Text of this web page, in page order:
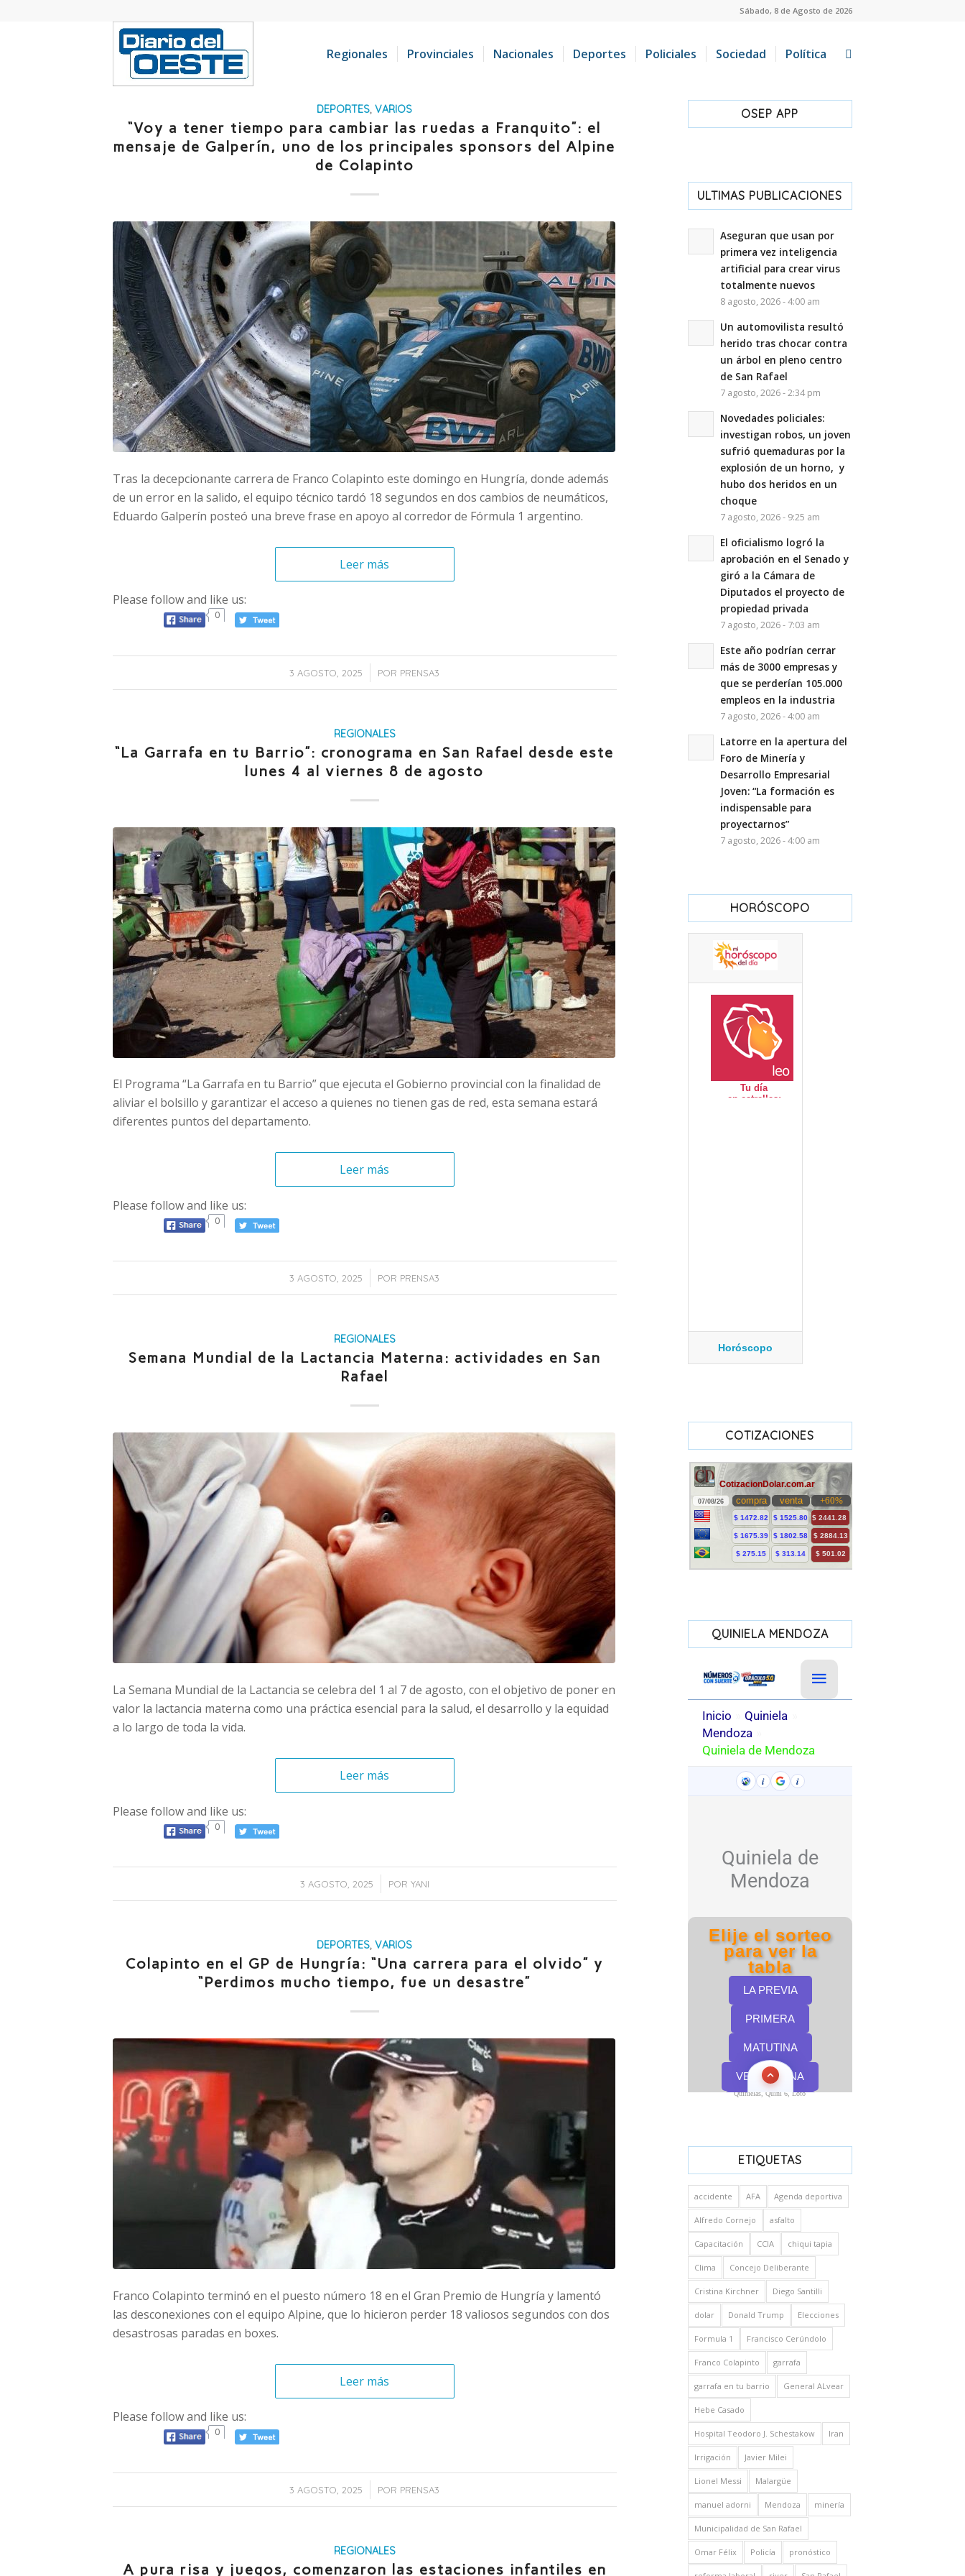
Sábado, 8 de Agosto de 2026
Regionales Provinciales Nacionales Deportes Policiales Sociedad Política
DEPORTES,VARIOS
“Voy a tener tiempo para cambiar las ruedas a Franquito”: el
mensaje de Galperín, uno de los principales sponsors del Alpine
de Colapinto
Tras la decepcionante carrera de Franco Colapinto este domingo en Hungría, donde además
de un error en la salido, el equipo técnico tardó 18 segundos en dos cambios de neumáticos,
Eduardo Galperín posteó una breve frase en apoyo al corredor de Fórmula 1 argentino.
Leer más
Please follow and like us:
0
3 AGOSTO, 2025
/ POR PRENSA3
REGIONALES
“La Garrafa en tu Barrio”: cronograma en San Rafael desde este
lunes 4 al viernes 8 de agosto
El Programa “La Garrafa en tu Barrio” que ejecuta el Gobierno provincial con la finalidad de
aliviar el bolsillo y garantizar el acceso a quienes no tienen gas de red, esta semana estará
diferentes puntos del departamento.
Leer más
Please follow and like us:
0
3 AGOSTO, 2025
/ POR PRENSA3
REGIONALES
Semana Mundial de la Lactancia Materna: actividades en San
Rafael
La Semana Mundial de la Lactancia se celebra del 1 al 7 de agosto, con el objetivo de poner en
valor la lactancia materna como una práctica esencial para la salud, el desarrollo y la equidad
a lo largo de toda la vida.
Leer más
Please follow and like us:
0
3 AGOSTO, 2025
/ POR YANI
DEPORTES,VARIOS
Colapinto en el GP de Hungría: “Una carrera para el olvido” y
“Perdimos mucho tiempo, fue un desastre”
Franco Colapinto terminó en el puesto número 18 en el Gran Premio de Hungría y lamentó
las desconexiones con el equipo Alpine, que lo hicieron perder 18 valiosos segundos con dos
desastrosas paradas en boxes.
Leer más
Please follow and like us:
0
3 AGOSTO, 2025
/ POR PRENSA3
REGIONALES
A pura risa y juegos, comenzaron las estaciones infantiles en
OSEP APP
ULTIMAS PUBLICACIONES
Aseguran que usan por
primera vez inteligencia
artificial para crear virus
totalmente nuevos
8 agosto, 2026 - 4:00 am
Un automovilista resultó
herido tras chocar contra
un árbol en pleno centro
de San Rafael
7 agosto, 2026 - 2:34 pm
Novedades policiales:
investigan robos, un joven
sufrió quemaduras por la
explosión de un horno, y
hubo dos heridos en un
choque
7 agosto, 2026 - 9:25 am
El oficialismo logró la
aprobación en el Senado y
giró a la Cámara de
Diputados el proyecto de
propiedad privada
7 agosto, 2026 - 7:03 am
Este año podrían cerrar
más de 3000 empresas y
que se perderían 105.000
empleos en la industria
7 agosto, 2026 - 4:00 am
Latorre en la apertura del
Foro de Minería y
Desarrollo Empresarial
Joven: “La formación es
indispensable para
proyectarnos”
7 agosto, 2026 - 4:00 am
HORÓSCOPO
Horóscopo
COTIZACIONES
QUINIELA MENDOZA
Quinielas, Quini 6, Loto
ETIQUETAS
accidente AFA Agenda deportiva
Alfredo Cornejo asfalto
Capacitación CCIA chiqui tapia
Clima Concejo Deliberante
Cristina Kirchner Diego Santilli
dolar Donald Trump Elecciones
Formula 1 Francisco Cerúndolo
Franco Colapinto garrafa
garrafa en tu barrio General ALvear
Hebe Casado
Hospital Teodoro J. Schestakow Iran
Irrigación Javier Milei
Lionel Messi Malargüe
manuel adorni Mendoza minería
Municipalidad de San Rafael
Omar Félix Policía pronóstico